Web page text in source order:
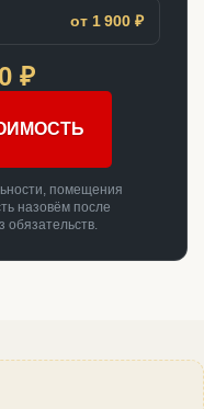
от 1 900 ₽
₽
помещения
назовём после
обязательств.